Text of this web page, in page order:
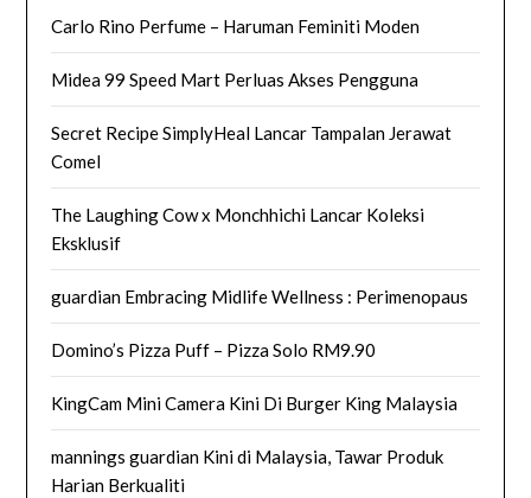
Carlo Rino Perfume – Haruman Feminiti Moden
Midea 99 Speed Mart Perluas Akses Pengguna
Secret Recipe SimplyHeal Lancar Tampalan Jerawat
Comel
The Laughing Cow x Monchhichi Lancar Koleksi
Eksklusif
guardian Embracing Midlife Wellness : Perimenopaus
Domino’s Pizza Puff – Pizza Solo RM9.90
KingCam Mini Camera Kini Di Burger King Malaysia
mannings guardian Kini di Malaysia, Tawar Produk
Harian Berkualiti